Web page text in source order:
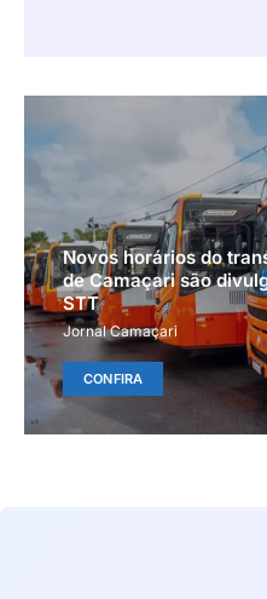
Novos horários do
de Camaçari são
STT
Jornal Camaçari
CONFIRA